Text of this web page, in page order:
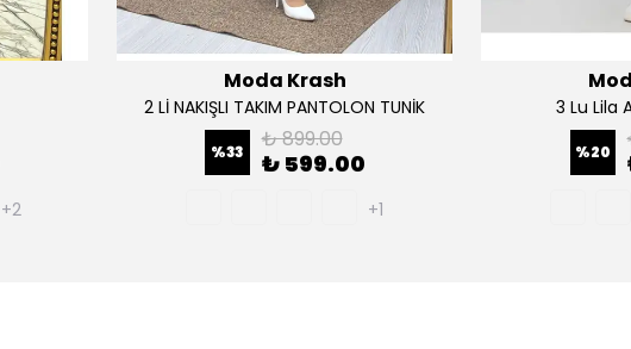
+2
Moda Krash
2 Lİ NAKIŞLI TAKIM PANTOLON TUNİK
%33 ₺ 899.00
₺ 599.00
+1
3 Lu Lila
%20